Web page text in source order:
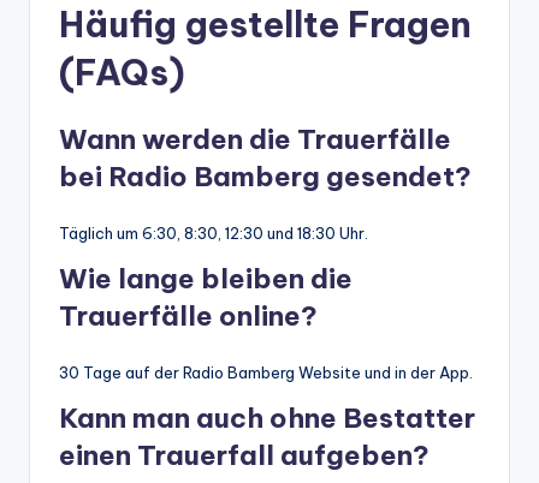
Häufig gestellte Fragen
(FAQs)
Wann werden die Trauerfälle
bei Radio Bamberg gesendet?
Täglich um 6:30, 8:30, 12:30 und 18:30 Uhr.
Wie lange bleiben die
Trauerfälle online?
30 Tage auf der Radio Bamberg Website und in der App.
Kann man auch ohne Bestatter
einen Trauerfall aufgeben?